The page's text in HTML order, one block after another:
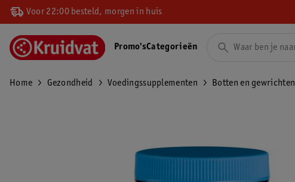
Voor 22:00 besteld, morgen in huis
Promo'sCategorieën
Home Gezondheid Voedingssupplementen Botten en gewrichten